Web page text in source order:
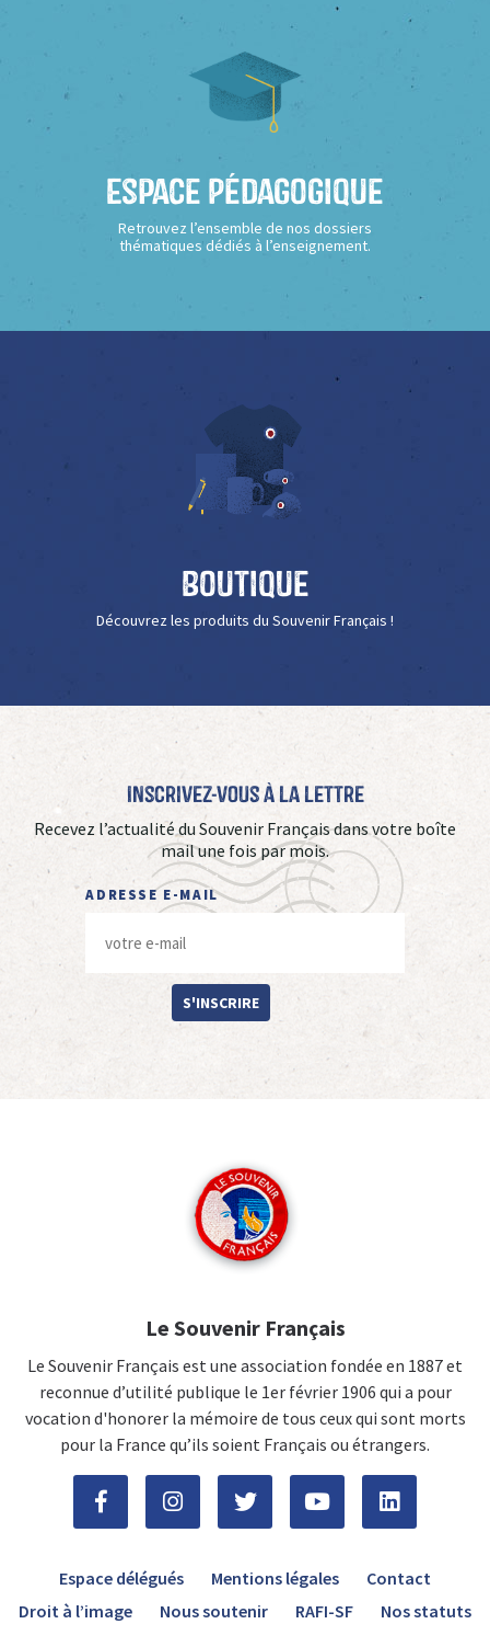
Espace Pédagogique
Retrouvez l’ensemble de nos dossiers
thématiques dédiés à l’enseignement.
Boutique
Découvrez les produits du Souvenir Français !
Inscrivez-vous à La Lettre
Recevez l’actualité du Souvenir Français dans votre boîte
mail une fois par mois.
ADRESSE E-MAIL
S'INSCRIRE
Le Souvenir Français
Le Souvenir Français est une association fondée en 1887 et
reconnue d’utilité publique le 1er février 1906 qui a pour
vocation d'honorer la mémoire de tous ceux qui sont morts
pour la France qu’ils soient Français ou étrangers.
Espace délégués Mentions légales
Contact
Droit à l’image
Nous soutenir RAFI-SF Nos statuts